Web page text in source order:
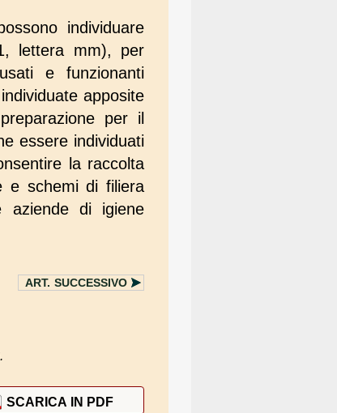
individuare
lettera mm), per
e funzionanti
apposite
per il
essere individuati
la raccolta
e schemi di filiera
aziende di igiene
ART. SUCCESSIVO
SCARICA IN PDF